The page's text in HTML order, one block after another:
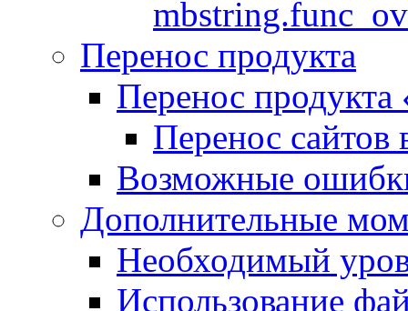
Перенос продукта
Перенос продукта
Перенос сайтов
Возможные
Дополнительные
Необходимый
Использование